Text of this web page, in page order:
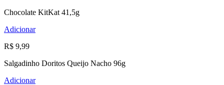
Chocolate KitKat 41,5g
Adicionar
R$ 9,99
Salgadinho Doritos Queijo Nacho 96g
Adicionar